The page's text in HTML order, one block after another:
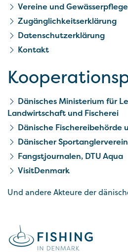
Vereine und Gewässerpflege
Zugänglichkeitserklärung
Datenschutzerklärung
Kontakt
Dänisches Ministerium für
Landwirtschaft und Fischerei
Dänische Fischereibehörde
Dänischer Sportanglerverein
Fangstjournalen, DTU Aqua
VisitDenmark
Und andere Akteure der